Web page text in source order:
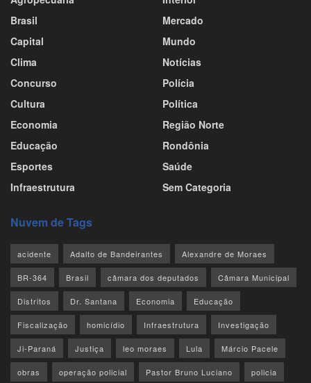
Brasil
Capital
Clima
Concurso
Cultura
Economia
Educação
Esportes
Infraestrutura
Mercado
Mundo
Notícias
Polícia
Política
Região Norte
Rondônia
Saúde
Sem Categoria
Nuvem de Tags
acidente Adalto de Bandeirantes Alexandre de Moraes
BR-364 Brasil câmara dos deputados Câmara Municipal
Distritos Dr. Santana Economia Educação
Fiscalização homicídio Infraestrutura Investigação
Ji-Paraná Justiça leo moraes Lula Márcio Pacele
obras operação policial Pastor Bruno Luciano policia